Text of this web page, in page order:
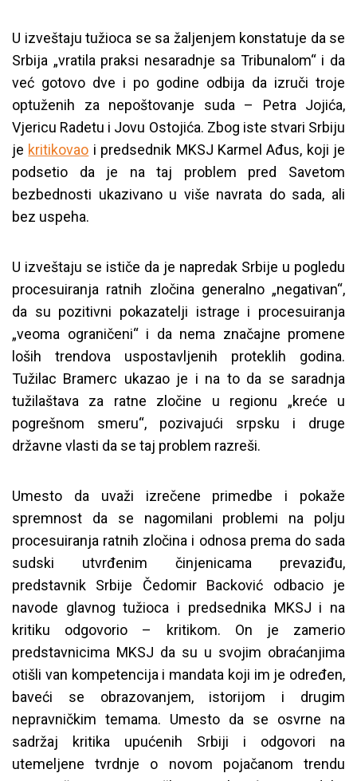
U izveštaju tužioca se sa žaljenjem konstatuje da se
Srbija „vratila praksi nesaradnje sa Tribunalom“ i da
već gotovo dve i po godine odbija da izruči troje
optuženih za nepoštovanje suda – Petra Jojića,
Vjericu Radetu i Jovu Ostojića. Zbog iste stvari Srbiju
je kritikovao i predsednik MKSJ Karmel Ađus, koji je
podsetio da je na taj problem pred Savetom
bezbednosti ukazivano u više navrata do sada, ali
bez uspeha.
U izveštaju se ističe da je napredak Srbije u pogledu
procesuiranja ratnih zločina generalno „negativan“,
da su pozitivni pokazatelji istrage i procesuiranja
„veoma ograničeni“ i da nema značajne promene
loših trendova uspostavljenih proteklih godina.
Tužilac Bramerc ukazao je i na to da se saradnja
tužilaštava za ratne zločine u regionu „kreće u
pogrešnom smeru“, pozivajući srpsku i druge
državne vlasti da se taj problem razreši.
Umesto da uvaži izrečene primedbe i pokaže
spremnost da se nagomilani problemi na polju
procesuiranja ratnih zločina i odnosa prema do sada
sudski utvrđenim činjenicama prevaziđu,
predstavnik Srbije Čedomir Backović odbacio je
navode glavnog tužioca i predsednika MKSJ i na
kritiku odgovorio – kritikom. On je zamerio
predstavnicima MKSJ da su u svojim obraćanjima
otišli van kompetencija i mandata koji im je određen,
baveći se obrazovanjem, istorijom i drugim
nepravničkim temama. Umesto da se osvrne na
sadržaj kritika upućenih Srbiji i odgovori na
utemeljene tvrdnje o novom pojačanom trendu